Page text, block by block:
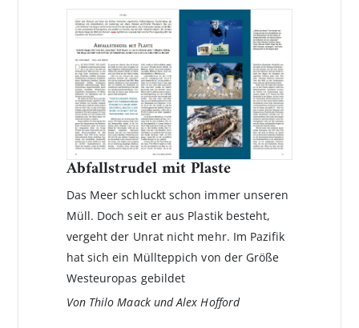
Abfallstrudel mit Plaste
Das Meer schluckt schon immer unseren
Müll. Doch seit er aus Plastik besteht,
vergeht der Unrat nicht mehr. Im Pazifik
hat sich ein Müllteppich von der Größe
Westeuropas gebildet
Von Thilo Maack und Alex Hofford